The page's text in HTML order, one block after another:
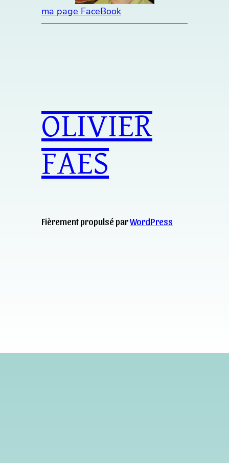
ma page FaceBook
OLIVIER
FAES
Fièrement propulsé parWordPress